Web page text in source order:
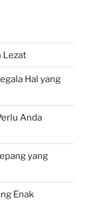
Lezat
Hal yang
Anda
yang
Enak